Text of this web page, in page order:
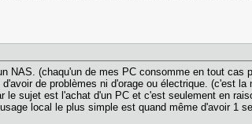
NAS. (chaqu'un de mes PC consomme en tout cas
de problèmes ni d'orage ou électrique. (c'est la
sujet est l'achat d'un PC et c'est seulement en
local le plus simple est quand même d'avoir 1